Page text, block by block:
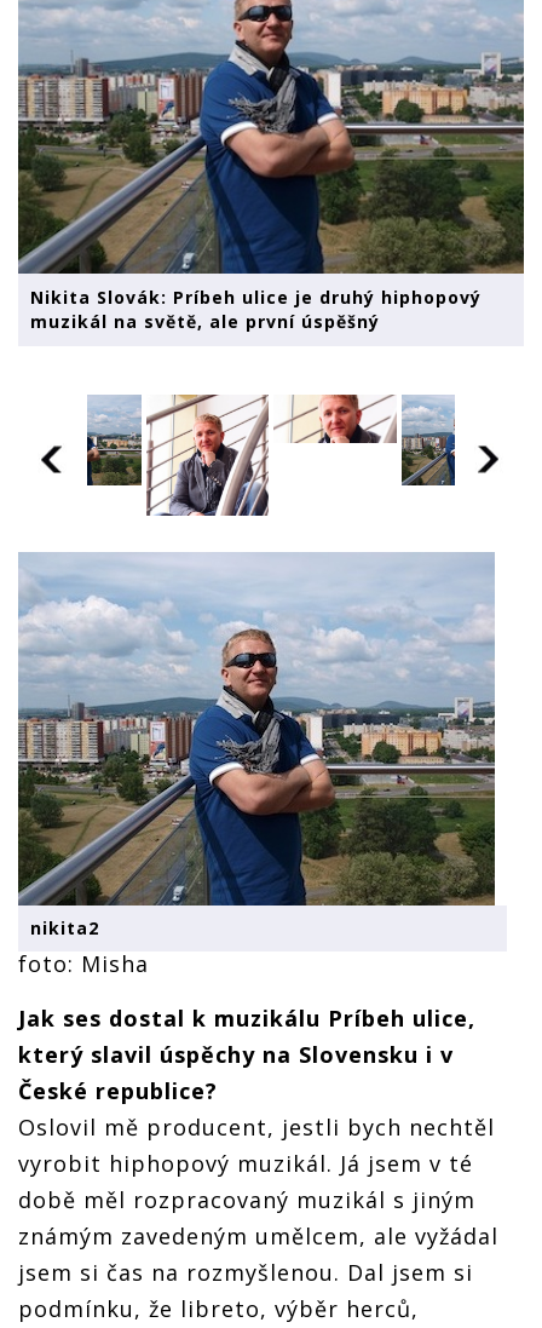
Nikita Slovák: Príbeh ulice je druhý hiphopový
muzikál na světě, ale první úspěšný
nikita2
foto: Misha
Jak ses dostal k muzikálu Príbeh ulice,
který slavil úspěchy na Slovensku i v
České republice?
Oslovil mě producent, jestli bych nechtěl
vyrobit hiphopový muzikál. Já jsem v té
době měl rozpracovaný muzikál s jiným
známým zavedeným umělcem, ale vyžádal
jsem si čas na rozmyšlenou. Dal jsem si
podmínku, že libreto, výběr herců,